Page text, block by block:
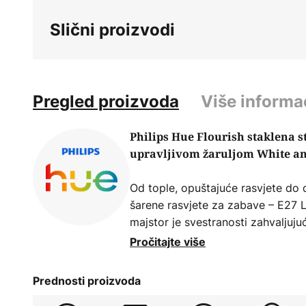
Slični proizvodi
Pregled proizvoda Više
Philips Hue Flourish staklena
upravljivom žaruljom White
Od tople, opuštajuće rasvjete do
šarene rasvjete za zabave – E27
majstor je svestranosti
Ambiance. Njezina svjetlost
Flourish također impresionira
Pročitajte više
Prednosti proizvoda